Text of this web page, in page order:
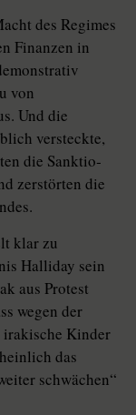
des Regimes
Finanzen in
von
Und die
versteckte,
die Sank­tio­
zerstörten die
klar zu
Halliday sein
aus Protest
wegen der
irakische Kinder
das
schwächen“